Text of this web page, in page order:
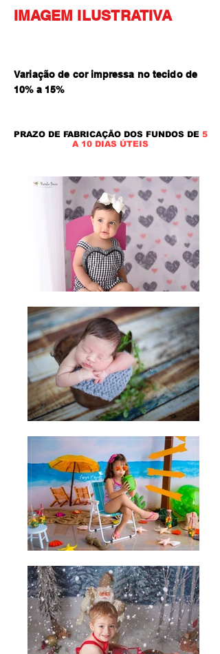
IMAGEM ILUSTRATIVA
Variação de cor impressa no tecido de
10% a 15%
PRAZO DE FABRICAÇÃO DOS FUNDOS DE 5
A 10 DIAS ÚTEIS